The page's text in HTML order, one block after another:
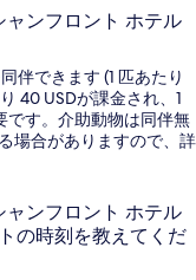
ャンフロント ホテル
伴できます (1 匹あたり
40 USDが課金され、1
です。介助動物は同伴無
場合がありますので、詳
ャンフロント ホテル
の時刻を教えてくだ